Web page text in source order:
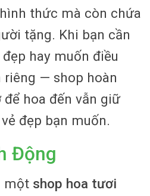
thức mà còn chứa
tặng. Khi bạn cần
hay muốn điều
— shop hoàn
hoa đến vẫn giữ
đẹp bạn muốn.
Động
một shop hoa tươi